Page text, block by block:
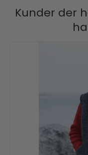
Kunder der